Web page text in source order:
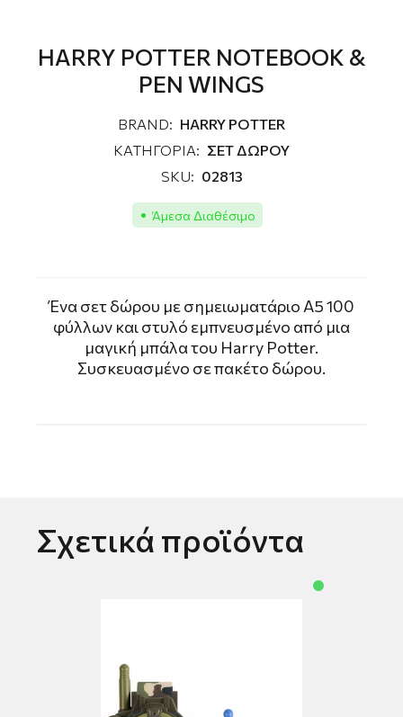
HARRY POTTER NOTEBOOK &
PEN WINGS
BRAND: HARRY POTTER
ΚΑΤΗΓΟΡΙΑ: ΣΕΤ ΔΩΡΟΥ
SKU: 02813
Άμεσα Διαθέσιμο
Ένα σετ δώρου με σημειωματάριο A5 100
φύλλων και στυλό εμπνευσμένο από μια
μαγική μπάλα του Harry Potter.
Συσκευασμένο σε πακέτο δώρου.
Σχετικά προϊόντα